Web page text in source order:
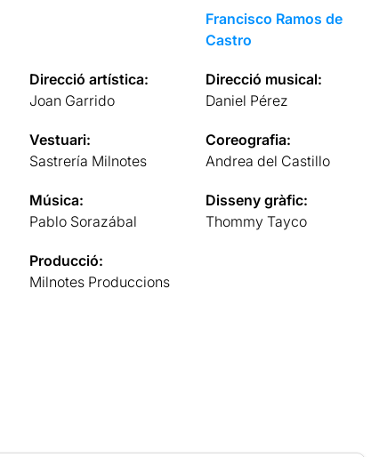
Francisco Ramos de
Castro
Direcció artística:
Joan Garrido
Direcció musical:
Daniel Pérez
Vestuari:
Sastrería Milnotes
Coreografia:
Andrea del Castillo
Música:
Pablo Sorazábal
Disseny gràfic:
Thommy Tayco
Producció:
Milnotes Produccions